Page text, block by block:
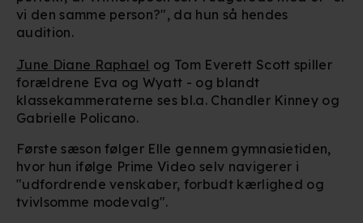
vi den samme person?", da hun så hendes
audition.
June Diane Raphael og Tom Everett Scott spiller
forældrene Eva og Wyatt - og blandt
klassekammeraterne ses bl.a. Chandler Kinney og
Gabrielle Policano.
Første sæson følger Elle gennem gymnasietiden,
hvor hun ifølge Prime Video selv navigerer i
"udfordrende venskaber, forbudt kærlighed og
tvivlsomme modevalg".